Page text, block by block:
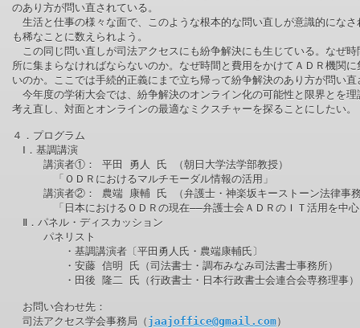
のあり方が問い直されている。
生活と仕事の様々な面で、このような根本的な問い直しが意識的になさ
も稀なことに数えられよう。
この同じ問い直しが司法アクセスにも紛争解決にも生じている。なぜ時
所に集まらなければならないのか。なぜ時間と費用をかけてＡＤＲ機関
いのか。ここでは手続的正義にまで立ち帰って紛争解決のあり方が問い
今年度の学術大会では、紛争解決のオンライン化の可能性と限界とを理
考え直し、対面とオンラインの最適なミクスチャーを探ることにしたい。
４．プログラム
Ⅰ．基調講演
講演者①： 平田 勇人 氏 （朝日大学法学部教授）
「ＯＤＲにおけるマルチモーダル情報の活用」
講演者②： 農端 康輔 氏 （弁護士・神楽坂キーストーン法律事
「日本におけるＯＤＲの現在――弁護士会ＡＤＲのＩＴ活用を中心
Ⅱ．パネル・ディスカッション
パネリスト
・基調講演者〔平田勇人氏・農端康輔氏〕
・安藤 信明 氏（司法書士・調布みなみ司法書士事務所）
・田後 隆二 氏（行政書士・日本行政書士会連合会専務理事）
お問い合わせ先：
司法アクセス学会事務局（ jaajoffice@gmail.com）